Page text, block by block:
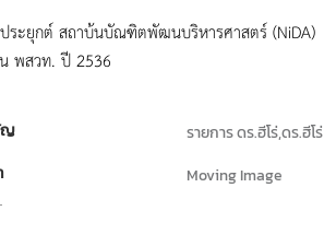
ะยุกต์ สถาบ้นบัณฑิตพัฒนบริหารศาสตร์ (NiDA)
พสวท. ปี 2536
ญ
รายการ ดร.ฮีโร่,ดร.ฮีโร่
Moving Image